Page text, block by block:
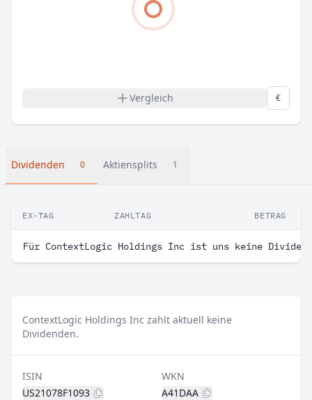
Vergleich €
Dividenden 0 Aktiensplits 1
EX-TAG ZAHLTAG BETRAG
Für ContextLogic Holdings Inc ist uns keine
ContextLogic Holdings Inc zahlt aktuell keine
Dividenden.
ISIN
US21078F1093
WKN
A41DAA